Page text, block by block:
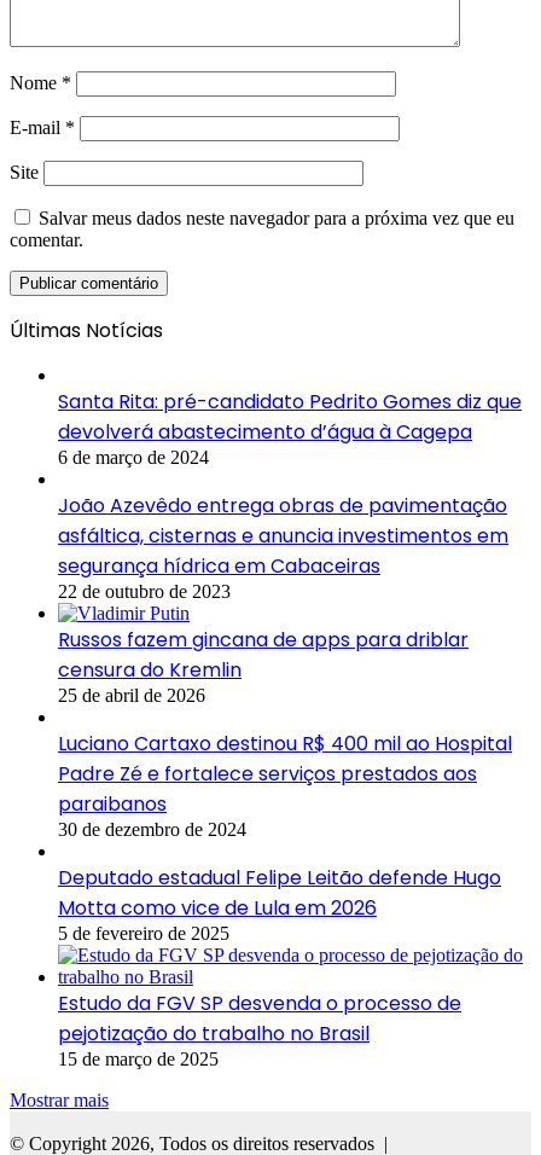
Nome *
E-mail *
Site
Salvar meus dados neste navegador para a próxima vez que eu
comentar.
Últimas Notícias
Santa Rita: pré-candidato Pedrito Gomes diz que
devolverá abastecimento d’água à Cagepa
6 de março de 2024
João Azevêdo entrega obras de pavimentação
asfáltica, cisternas e anuncia investimentos em
segurança hídrica em Cabaceiras
22 de outubro de 2023
Russos fazem gincana de apps para driblar
censura do Kremlin
25 de abril de 2026
Luciano Cartaxo destinou R$ 400 mil ao Hospital
Padre Zé e fortalece serviços prestados aos
paraibanos
30 de dezembro de 2024
Deputado estadual Felipe Leitão defende Hugo
Motta como vice de Lula em 2026
5 de fevereiro de 2025
Estudo da FGV SP desvenda o processo de
pejotização do trabalho no Brasil
15 de março de 2025
Mostrar mais
© Copyright 2026, Todos os direitos reservados |